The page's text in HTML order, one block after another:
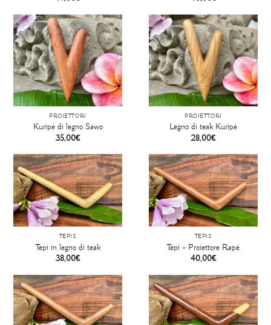
PROIETTORI
Kuripé di legno Sawo
35,00€
PROIETTORI
Legno di teak Kuripé
28,00€
TEPIS
Tepi in legno di teak
38,00€
TEPIS
Tepi – Proiettore Rapè
40,00€